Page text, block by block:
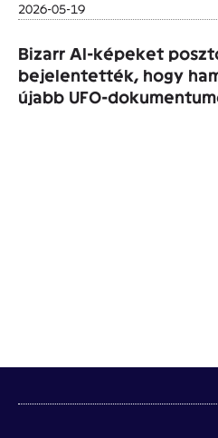
2026-05-19
Bizarr AI-képeket
bejelentették, hogy
újabb UFO-